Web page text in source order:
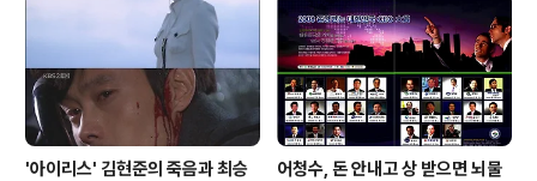
'아이리스' 김현준의 죽음과 최승
어청수, 돈 안내고 상 받으면 뇌물